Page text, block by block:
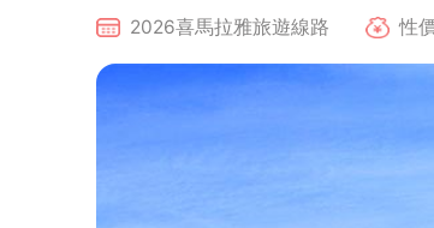
2026喜馬拉雅旅遊線路 性